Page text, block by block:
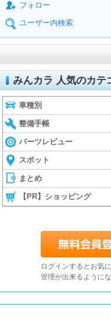
フォロー
ユーザー内検索
みんカラ 人気のカテ
車種別
整備手帳
パーツレビュー
スポット
まとめ
【PR】ショッピング
ログインするとお気
管理が出来るように